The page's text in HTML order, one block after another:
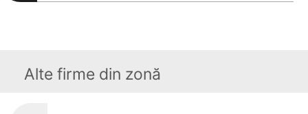
Alte firme din zonă